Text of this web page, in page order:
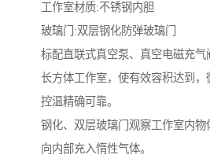
工作室材质:不锈钢内胆
玻璃门:双层钢化防弹玻璃门
标配直联式真空泵、真空电磁充气
长方体工作室，使有效容积达到，
控温精确可靠。
钢化、双层玻璃门观察工作室内
向内部充入惰性气体。